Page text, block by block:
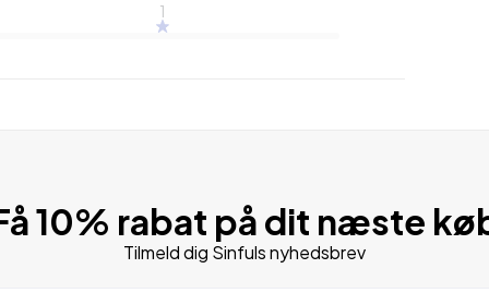
1
10% rabat på dit næste
Tilmeld dig Sinfuls nyhedsbrev